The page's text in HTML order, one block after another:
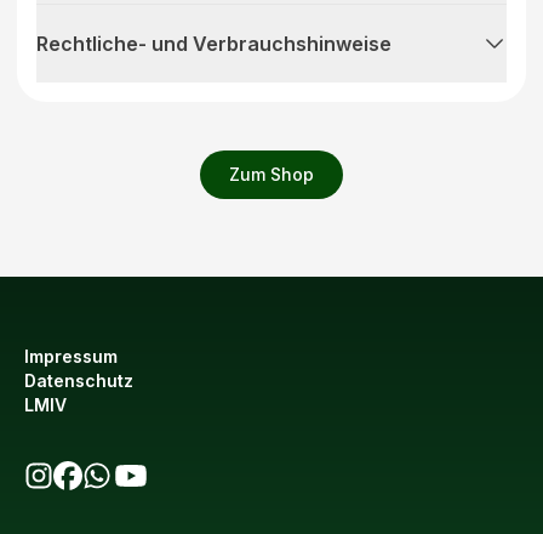
Zum Shop
Rechtliche- und Verbrauchshinweise
Impressum
Datenschutz
LMIV